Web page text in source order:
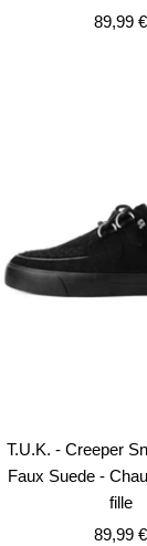
Prix
89,99 €
T.U.K. - Creeper
Faux Suede -
fille
Prix
89,99 €